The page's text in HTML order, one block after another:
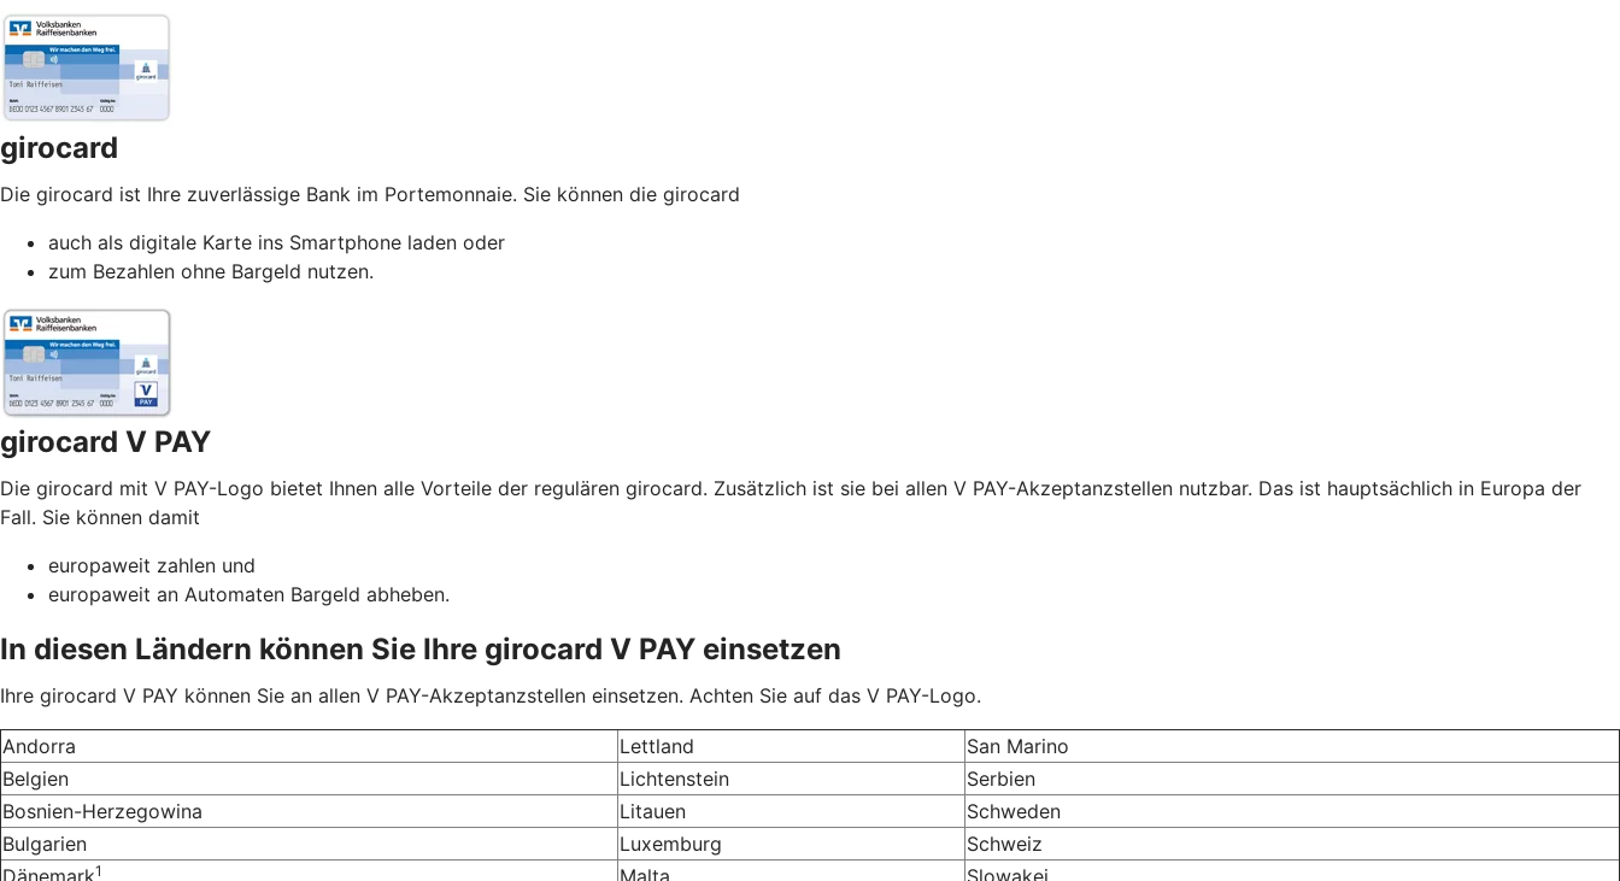
girocard
Die girocard ist Ihre zuverlässige Bank im Portemonnaie. Sie können die girocard
auch als digitale Karte ins Smartphone laden oder
zum Bezahlen ohne Bargeld nutzen.
girocard V PAY
Die girocard mit V PAY-Logo bietet Ihnen alle Vorteile der regulären girocard. Zusätzlich ist sie bei allen V PAY-Akzeptanzstellen nutzbar. Das ist hauptsächlich in Europa der
Fall. Sie können damit
europaweit zahlen und
europaweit an Automaten Bargeld abheben.
In diesen Ländern können Sie Ihre girocard V PAY einsetzen
Ihre girocard V PAY können Sie an allen V PAY-Akzeptanzstellen einsetzen. Achten Sie auf das V PAY-Logo.
Andorra Lettland
San Marino
Belgien
Lichtenstein
Serbien
Bosnien-Herzegowina
Litauen
Schweden
Bulgarien
Luxemburg
Schweiz
Dänemark1 Malta
Slowakei